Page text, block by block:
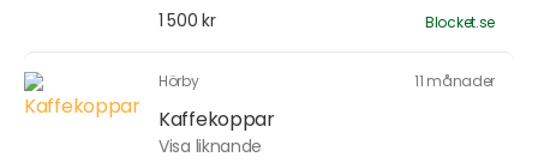
1 500 kr
Blocket.se
Hörby 11 månader
Kaffekoppar
Visa liknande